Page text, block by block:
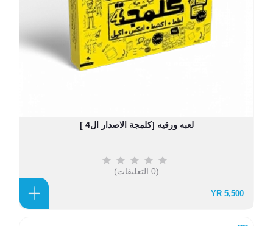
لعبه ورقيه [كلمجة الاصدار ال4 ]
(0 التعليقات)
5,500 YR